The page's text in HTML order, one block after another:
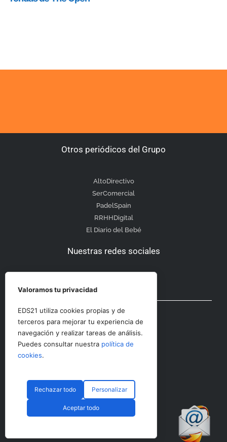
Otros periódicos del Grupo
AltoDirectivo
SerComercial
PadelSpain
RRHHDigital
El Diario del Bebé
Nuestras redes sociales
Otras secciones
Contacto
© CopyRight 2023 RRHHDigital
Valoramos tu privacidad
EDS21 utiliza cookies propias y de
terceros para mejorar tu experiencia de
navegación y realizar tareas de análisis.
Puedes consultar nuestra política de
cookies.
Rechazar todo Personalizar
Aceptar todo